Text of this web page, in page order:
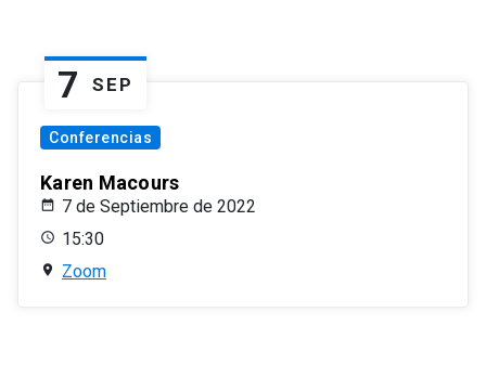
7 SEP
Conferencias
Karen Macours
7 de Septiembre de 2022
15:30
Zoom